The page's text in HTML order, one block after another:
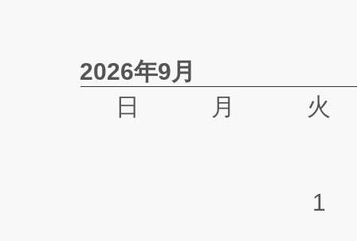
2026年9月
日
月 火
1